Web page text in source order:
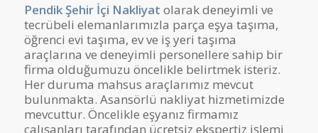
Pendik Şehir İçi Nakliyat olarak deneyimli ve
tecrübeli elemanlarımızla parça eşya taşıma,
öğrenci evi taşıma, ev ve iş yeri taşıma
araçlarına ve deneyimli personellere sahip bir
firma olduğumuzu öncelikle belirtmek isteriz.
Her duruma mahsus araçlarımız mevcut
bulunmakta. Asansörlü nakliyat hizmetimizde
mevcuttur. Öncelikle eşyanız firmamız
çalışanları tarafından ücretsiz ekspertiz işlemi